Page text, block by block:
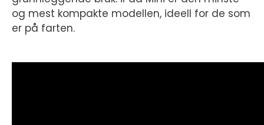
og mest kompakte modellen, ideell for de som
er på farten.